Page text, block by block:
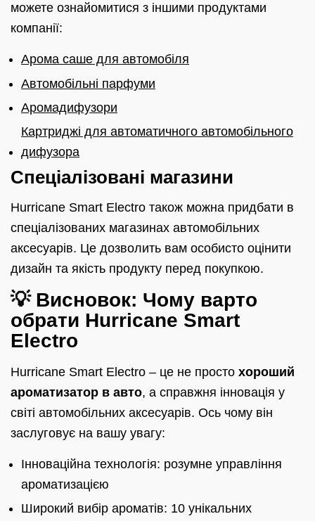
можете ознайомитися з іншими продуктами
компанії:
Арома саше для автомобіля
Автомобільні парфуми
Аромадифузори
Картриджі для автоматичного автомобільного
дифузора
Спеціалізовані магазини
Hurricane Smart Electro також можна придбати в
спеціалізованих магазинах автомобільних
аксесуарів. Це дозволить вам особисто оцінити
дизайн та якість продукту перед покупкою.
💡 Висновок: Чому варто
обрати Hurricane Smart
Electro
Hurricane Smart Electro – це не просто хороший
ароматизатор в авто, а справжня інновація у
світі автомобільних аксесуарів. Ось чому він
заслуговує на вашу увагу:
Інноваційна технологія: розумне управління
ароматизацією
Широкий вибір ароматів: 10 унікальних